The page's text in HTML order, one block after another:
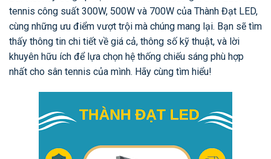
tennis công suất 300W, 500W và 700W của Thành Đạt LED,
cùng những ưu điểm vượt trội mà chúng mang lại. Bạn sẽ tìm
thấy thông tin chi tiết về giá cả, thông số kỹ thuật, và lời
khuyên hữu ích để lựa chọn hệ thống chiếu sáng phù hợp
nhất cho sân tennis của mình. Hãy cùng tìm hiểu!